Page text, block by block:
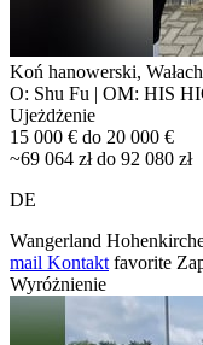
Koń hanowerski,
O: Shu Fu | OM: HIS
Ujeżdżenie
15 000 € do 20 000 €
~69 064 zł do 92 080 zł
DE
Wangerland
mail Kontakt favorite
Wyróżnienie